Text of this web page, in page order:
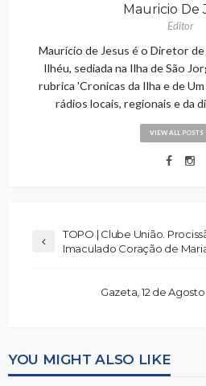
Mauricio De
Editor
Maurício de Jesus é o Diretor
Ilhéu, sediada na Ilha de São
rubrica 'Cronicas da Ilha e de
rádios locais, regionais e da
VIEW ALL POSTS
TOPO | Clube União.
Imaculado Coração de
Gazeta, 12 de
YOU MIGHT ALSO LIKE